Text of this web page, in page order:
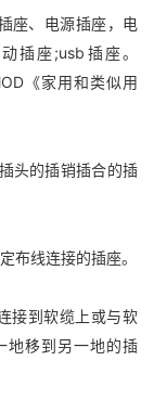
座、电源插座，电
插座;usb插座。
《家用和类似用
的插销插合的插
线连接的插座。
到软缆上或与软
地移到另一地的插